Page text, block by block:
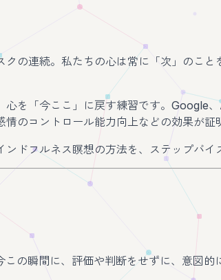
の連続。私たちの心は常に「次」のこ
心を「今ここ」に戻す練習です。Google
のコントロール能力向上などの効果が証
ドフルネス瞑想の方法を、ステップバイ
瞬間に、評価や判断をせずに、意図的